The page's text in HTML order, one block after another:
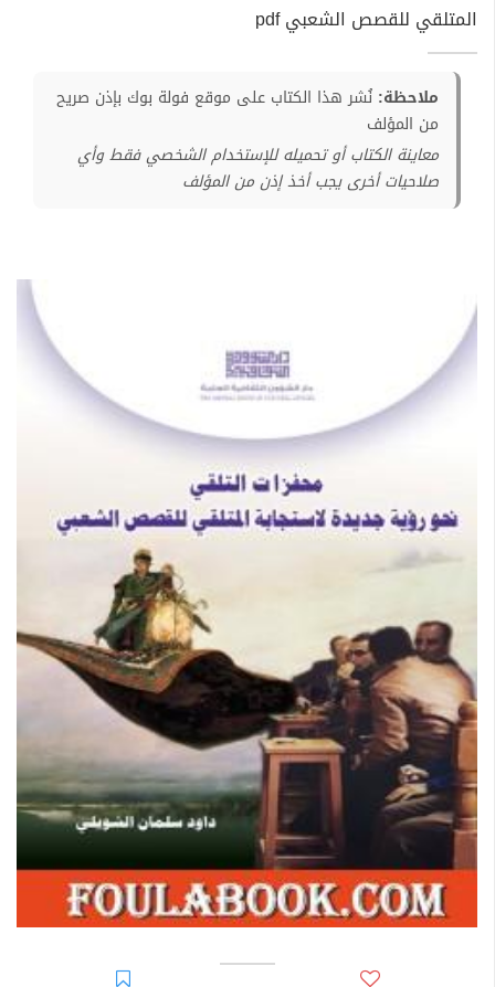
المتلقي للقصص الشعبي pdf
ملاحظة: نُشر هذا الكتاب على موقع فولة بوك بإذن صريح
من المؤلف
معاينة الكتاب أو تحميله للإستخدام الشخصي فقط وأي
صلاحيات أخرى يجب أخذ إذن من المؤلف